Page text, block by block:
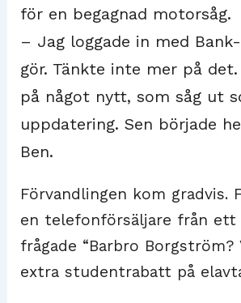
för en begagnad motorsåg.
– Jag loggade in med
gör. Tänkte inte mer på
på något nytt, som såg ut
uppdatering. Sen började
Ben.
Förvandlingen kom gradvis.
en telefonförsäljare från ett
frågade “Barbro Borgström?
extra studentrabatt på